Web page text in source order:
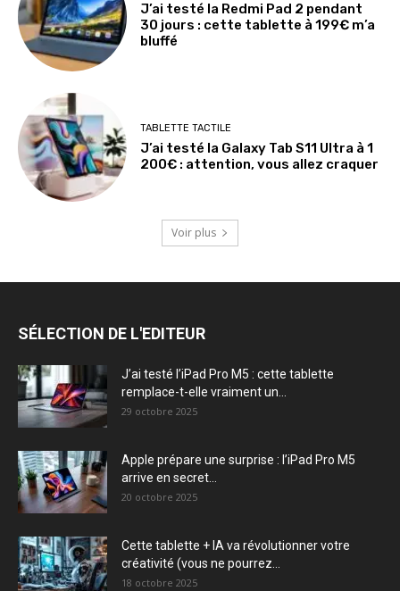
J’ai testé la Redmi Pad 2 pendant
30 jours : cette tablette à 199€ m’a
bluffé
TABLETTE TACTILE
J’ai testé la Galaxy Tab S11 Ultra à 1
200€ : attention, vous allez craquer
Voir plus
SÉLECTION DE L'EDITEUR
J’ai testé l’iPad Pro M5 : cette tablette
remplace-t-elle vraiment un...
29 octobre 2025
Apple prépare une surprise : l’iPad Pro M5
arrive en secret...
20 octobre 2025
Cette tablette + IA va révolutionner votre
créativité (vous ne pourrez...
18 octobre 2025